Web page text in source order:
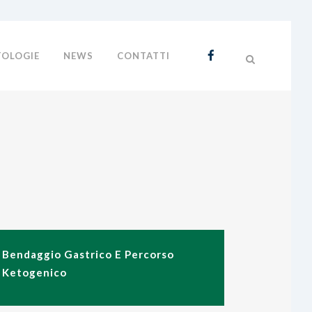
NEWS CONTATTI
Bendaggio Gastrico E Percorso
Ketogenico